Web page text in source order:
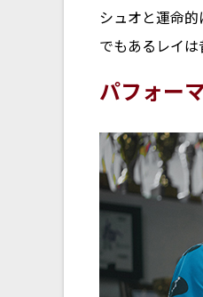
シュオと運命
でもあるレイ
パフォー